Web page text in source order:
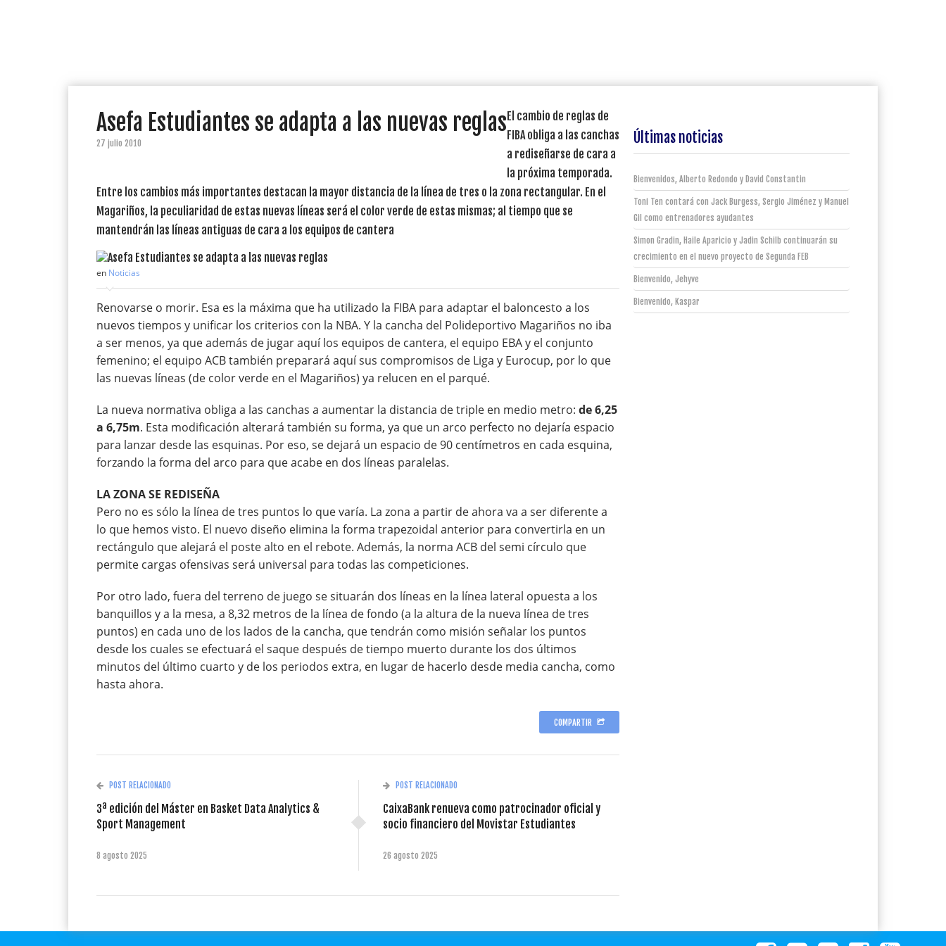
Asefa Estudiantes se adapta a las nuevas reglas
27 julio 2010
El cambio de reglas de
FIBA obliga a las canchas
a rediseñarse de cara a
la próxima temporada.
Entre los cambios más importantes destacan la mayor distancia de la línea de tres o la zona rectangular. En el
Magariños, la peculiaridad de estas nuevas líneas será el color verde de estas mismas; al tiempo que se
mantendrán las líneas antiguas de cara a los equipos de cantera
en Noticias
Renovarse o morir. Esa es la máxima que ha utilizado la FIBA para adaptar el baloncesto a los
nuevos tiempos y unificar los criterios con la NBA. Y la cancha del Polideportivo Magariños no iba
a ser menos, ya que además de jugar aquí los equipos de cantera, el equipo EBA y el conjunto
femenino; el equipo ACB también preparará aquí sus compromisos de Liga y Eurocup, por lo que
las nuevas líneas (de color verde en el Magariños) ya relucen en el parqué.
La nueva normativa obliga a las canchas a aumentar la distancia de triple en medio metro: de 6,25
a 6,75m. Esta modificación alterará también su forma, ya que un arco perfecto no dejaría espacio
para lanzar desde las esquinas. Por eso, se dejará un espacio de 90 centímetros en cada esquina,
forzando la forma del arco para que acabe en dos líneas paralelas.
LA ZONA SE REDISEÑA
Pero no es sólo la línea de tres puntos lo que varía. La zona a partir de ahora va a ser diferente a
lo que hemos visto. El nuevo diseño elimina la forma trapezoidal anterior para convertirla en un
rectángulo que alejará el poste alto en el rebote. Además, la norma ACB del semi círculo que
permite cargas ofensivas será universal para todas las competiciones.
Por otro lado, fuera del terreno de juego se situarán dos líneas en la línea lateral opuesta a los
banquillos y a la mesa, a 8,32 metros de la línea de fondo (a la altura de la nueva línea de tres
puntos) en cada uno de los lados de la cancha, que tendrán como misión señalar los puntos
desde los cuales se efectuará el saque después de tiempo muerto durante los dos últimos
minutos del último cuarto y de los periodos extra, en lugar de hacerlo desde media cancha, como
hasta ahora.
COMPARTIR
POST RELACIONADO
3ª edición del Máster en Basket Data Analytics &
Sport Management
8 agosto 2025
POST RELACIONADO
CaixaBank renueva como patrocinador oficial y
socio financiero del Movistar Estudiantes
26 agosto 2025
Últimas noticias
Bienvenidos, Alberto Redondo y David Constantin
Toni Ten contará con Jack Burgess, Sergio Jiménez y Manuel
Gil como entrenadores ayudantes
Simon Gradin, Haile Aparicio y Jadin Schilb continuarán su
crecimiento en el nuevo proyecto de Segunda FEB
Bienvenido, Jehyve
Bienvenido, Kaspar